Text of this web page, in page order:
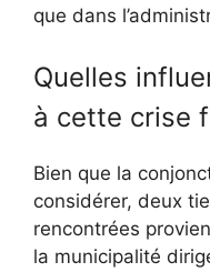
que dans
Quelles
à cette crise
Bien que la
considérer, deux
rencontrées
la municipalité